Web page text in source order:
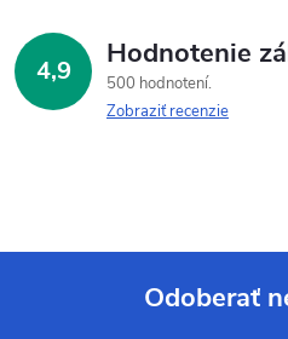
4,9 Hodnotenie
500 hodnotení
Zobraziť recenzie
Odoberať